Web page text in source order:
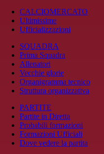
CALCIOMERCATO
Ultimissime
Ufficializzazioni
SQUADRA
Prima Squadra
Allenatori
Vecchie glorie
Organigramma tecnico
Struttura organizzativa
PARTITE
Partite in Diretta
Probabili formazioni
Formazioni Ufficiali
Dove vedere la partita